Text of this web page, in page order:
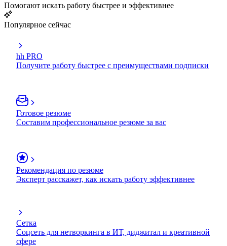
Помогают искать работу быстрее и эффективнее
Популярное сейчас
hh PRO
Получите работу быстрее с преимуществами подписки
Готовое резюме
Составим профессиональное резюме за вас
Рекомендация по резюме
Эксперт расскажет, как искать работу эффективнее
Сетка
Соцсеть для нетворкинга в ИТ, диджитал и креативной
сфере